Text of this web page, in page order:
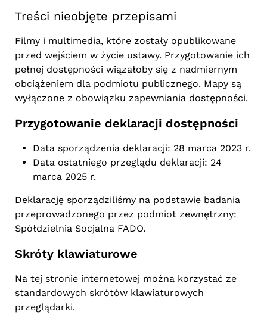
Treści nieobjęte przepisami
Filmy i multimedia, które zostały opublikowane
przed wejściem w życie ustawy. Przygotowanie ich
pełnej dostępności wiązałoby się z nadmiernym
obciążeniem dla podmiotu publicznego. Mapy są
wyłączone z obowiązku zapewniania dostępności.
Przygotowanie deklaracji dostępności
Data sporządzenia deklaracji: 28 marca 2023 r.
Data ostatniego przeglądu deklaracji: 24
marca 2025 r.
Deklarację sporządziliśmy na podstawie badania
przeprowadzonego przez podmiot zewnętrzny:
Spółdzielnia Socjalna FADO.
Skróty klawiaturowe
Na tej stronie internetowej można korzystać ze
standardowych skrótów klawiaturowych
przeglądarki.